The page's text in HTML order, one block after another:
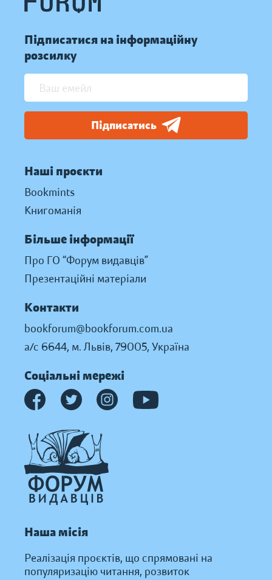
Підписатися на інформаційну
розсилку
Підписатись
Наші проєкти
Bookmints
Книгоманія
Більше інформації
Про ГО “Форум видавців”
Презентаційні матеріали
Контакти
bookforum@bookforum.com.ua
а/с 6644, м. Львів, 79005, Україна
Соціальні мережі
Наша місія
Реалізація проєктів, що спрямовані на
популяризацію читання, розвиток